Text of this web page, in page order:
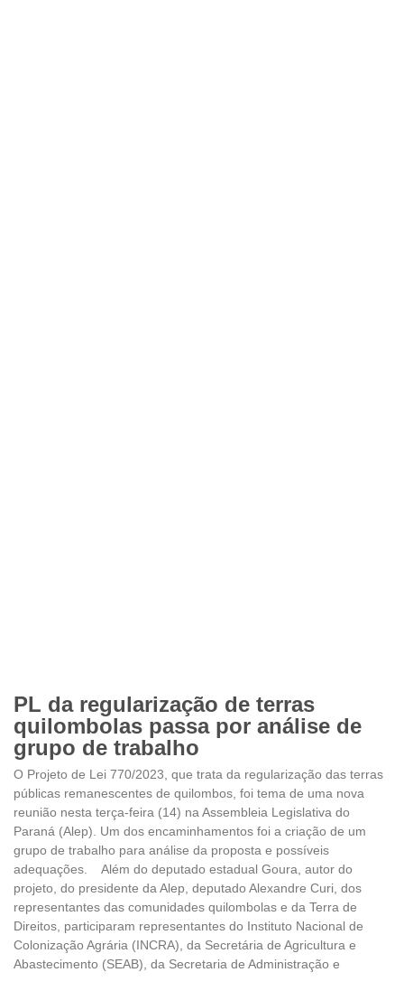
PL da regularização de terras
quilombolas passa por análise de
grupo de trabalho
O Projeto de Lei 770/2023, que trata da regularização das terras
públicas remanescentes de quilombos, foi tema de uma nova
reunião nesta terça-feira (14) na Assembleia Legislativa do
Paraná (Alep). Um dos encaminhamentos foi a criação de um
grupo de trabalho para análise da proposta e possíveis
adequações. Além do deputado estadual Goura, autor do
projeto, do presidente da Alep, deputado Alexandre Curi, dos
representantes das comunidades quilombolas e da Terra de
Direitos, participaram representantes do Instituto Nacional de
Colonização Agrária (INCRA), da Secretária de Agricultura e
Abastecimento (SEAB), da Secretaria de Administração e